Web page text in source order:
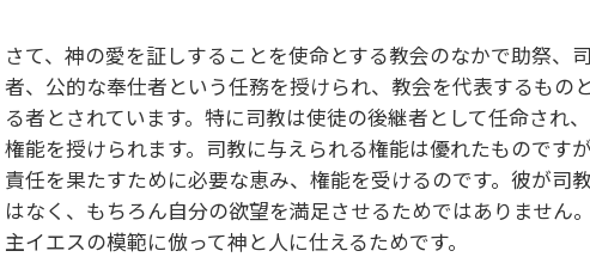
さて、神の愛を証しすることを使命とする教会のなかで助祭、
者、公的な奉仕者という任務を授けられ、教会を代表するもの
る者とされています。特に司教は使徒の後継者として任命され
権能を授けられます。司教に与えられる権能は優れたものです
責任を果たすために必要な恵み、権能を受けるのです。彼が司
はなく、もちろん自分の欲望を満足させるためではありません
主イエスの模範に倣って神と人に仕えるためです。